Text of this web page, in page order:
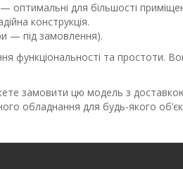
оптимальні для більшості
конструкція.
— під замовлення).
та простоти.
замовити цю модель з доставкою
обладнання для будь-якого